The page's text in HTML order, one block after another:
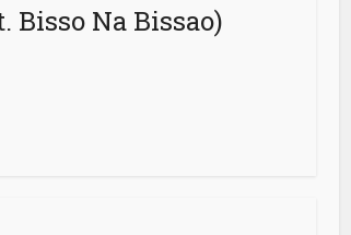
Bisso Na Bissao)